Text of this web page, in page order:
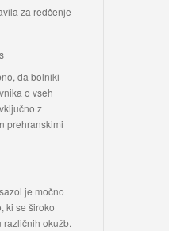
za redčenje
da bolniki
o vseh
z
prehranskimi
je močno
ki se široko
okužb.